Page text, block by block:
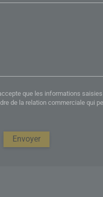
que les informations
de la relation commerciale qui
Envoyer